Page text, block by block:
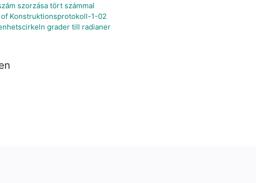
szorzása tört számmal
of Konstruktionsprotokoll-1-02
grader till radianer